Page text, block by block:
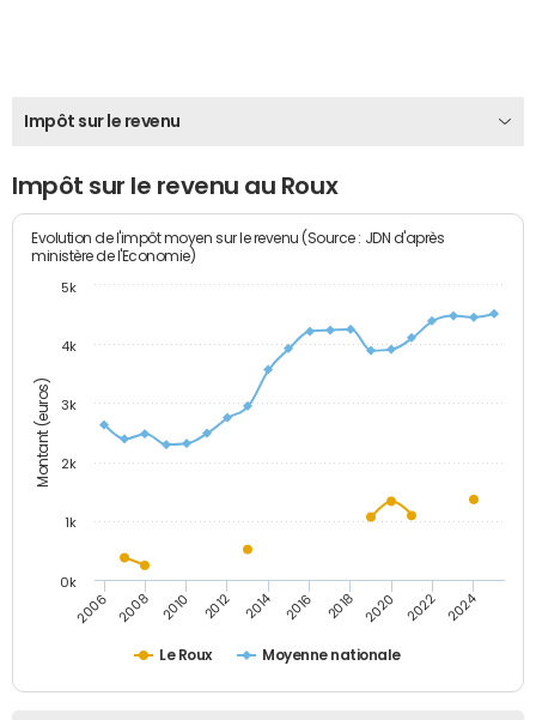
Impôt sur le revenu
Impôt sur le revenu au Roux
Montant (euros)
Evolution de l'impôt moyen sur le revenu (Source : JDN d'après
ministère de l'Economie)
Le Roux Moyenne nationale
2006 2008 2010 2012 2014 2016 2018 2020 2022 2024
0k
1k
2k
3k
4k
5k